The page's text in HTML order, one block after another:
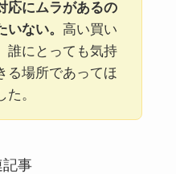
応にムラがあるの
ない。 高い買い
誰にとっても気持
る場所であってほ
。
事